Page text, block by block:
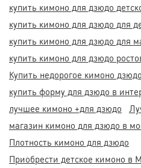
купить кимоно для дзюдо
купить кимоно для дзюдо для
купить кимоно для дзюдо для
купить кимоно для дзюдо
Купить недорогое кимоно дзюдо
купить форму для дзюдо в
лучшее кимоно +для дзюдо
магазин кимоно для дзюдо в
Плотность кимоно для дзюдо
Приобрести детское кимоно в